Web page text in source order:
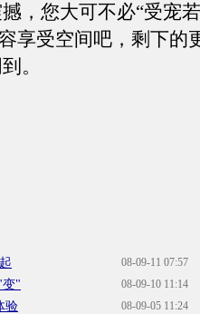
，您大可不必“受宠
享受空间吧，剩下的
。
08-09-11 07:57
08-09-10 11:14
变"
08-09-05 11:24
验